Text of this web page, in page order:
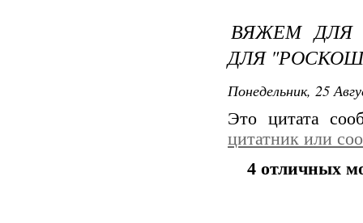
ВЯЖЕМ ДЛЯ
ДЛЯ
Понедельник, 25
Это цитата
цитатник или
4 отличных